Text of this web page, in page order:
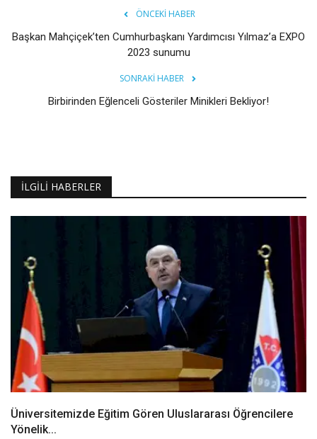
ÖNCEKI HABER
Başkan Mahçiçek’ten Cumhurbaşkanı Yardımcısı Yılmaz’a EXPO
2023 sunumu
SONRAKI HABER
Birbirinden Eğlenceli Gösteriler Minikleri Bekliyor!
İLGILI HABERLER
Üniversitemizde Eğitim Gören Uluslararası Öğrencilere
Yönelik...